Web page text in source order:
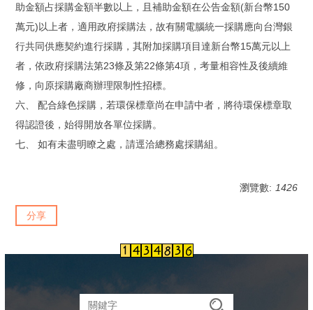
助金額占採購金額半數以上，且補助金額在公告金額(新台幣150
萬元)以上者，適用政府採購法，故有關電腦統一採購應向台灣銀
行共同供應契約進行採購，其附加採購項目達新台幣15萬元以上
者，依政府採購法第23條及第22條第4項，考量相容性及後續維
修，向原採購廠商辦理限制性招標。
六、 配合綠色採購，若環保標章尚在申請中者，將待環保標章取
得認證後，始得開放各單位採購。
七、 如有未盡明瞭之處，請逕洽總務處採購組。
瀏覽數: 1426
分享